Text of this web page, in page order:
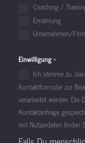
Coaching /
Ernährung
Unternehmen/
Einwilligung*
Ich stimme zu,
Kontaktformular zur
verarbeitet werden. Die
Kontaktanfrage
mit Nutzerdaten finden